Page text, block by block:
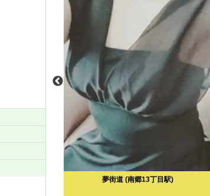
夢街道 (南郷13丁目駅)